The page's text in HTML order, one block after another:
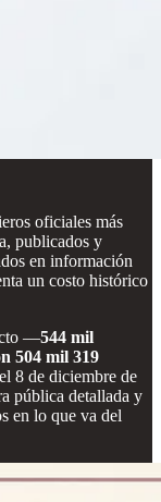
oficiales más
publicados y
en información
un costo histórico
—544 mil
504 mil 319
8 de diciembre de
pública detallada y
en lo que va del